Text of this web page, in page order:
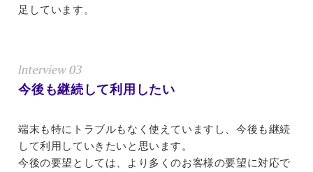
足しています。
今後も継続して利用したい
端末も特にトラブルもなく使えていますし、今後も継続
して利用していきたいと思います。
今後の要望としては、より多くのお客様の要望に対応で